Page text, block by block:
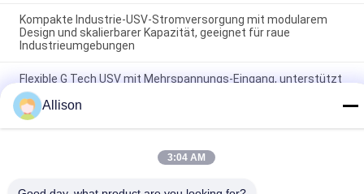
Kompakte Industrie-USV-Stromversorgung mit modularem
Design und skalierbarer Kapazität, geeignet für raue
Industrieumgebungen
Flexible G Tech USV mit Mehrspannungs-Eingang, unterstützt
verschiedene Industriestandards und Konfigurationen
Reine Sinus-Wellen-
Allison
3:04 AM